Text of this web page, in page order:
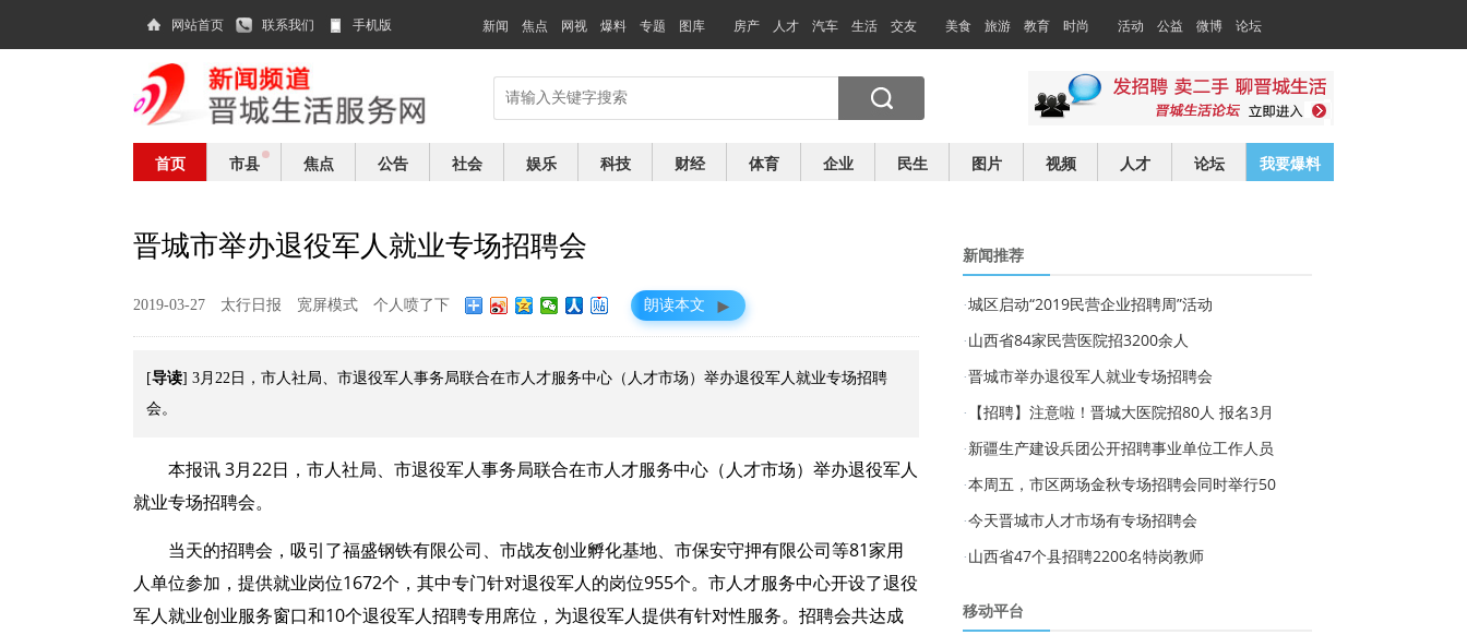
网站首页 联系我们 手机版 新闻 焦点 网视 爆料 专题 图库 房产 人才 汽车 生活 交友 美食 旅游 教育 时尚 活动 公益 微博 论坛
首页 市县 焦点 公告 社会 娱乐 科技 财经 体育 企业 民生 图片 视频 人才 论坛 我要爆料
晋城市举办退役军人就业专场招聘会
2019-03-27 太行日报 宽屏模式 个人喷了下 朗读本文 ►
[导读] 3月22日，市人社局、市退役军人事务局联合在市人才服务中心（人才市场）举办退役军人就业专场招聘
会。
本报讯 3月22日，市人社局、市退役军人事务局联合在市人才服务中心（人才市场）举办退役军人
就业专场招聘会。
当天的招聘会，吸引了福盛钢铁有限公司、市战友创业孵化基地、市保安守押有限公司等81家用
人单位参加，提供就业岗位1672个，其中专门针对退役军人的岗位955个。市人才服务中心开设了退役
军人就业创业服务窗口和10个退役军人招聘专用席位，为退役军人提供有针对性服务。招聘会共达成
新闻推荐
·城区启动“2019民营企业招聘周”活动
· 山西省84家民营医院招3200余人
·晋城市举办退役军人就业专场招聘会
· 【招聘】注意啦！晋城大医院招80人 报名3月
· 新疆生产建设兵团公开招聘事业单位工作人员
·本周五，市区两场金秋专场招聘会同时举行50
·今天晋城市人才市场有专场招聘会
· 山西省47个县招聘2200名特岗教师
移动平台